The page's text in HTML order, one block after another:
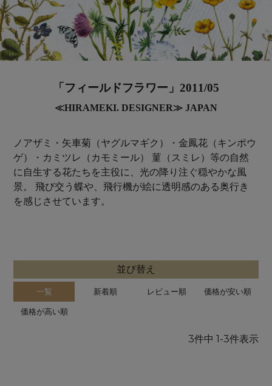
「フィールドフラワー」2011/05
≪HIRAMEKI. DESIGNER≫ JAPAN
ノアザミ・矢車菊（ヤグルマギク）・金鳳花（キンポウ
ゲ）・カミツレ（カモミール） 菫（スミレ）等の自然
に自生する花たちを主役に、光の降り注ぐ穏やかな風
景。 飛び交う蝶や、飛行機が絵に透明感のある奥行き
を感じさせています。
並び替え
一覧 新着順 レビュー順 価格が安い順
価格が高い順
3件中 1-3件表示